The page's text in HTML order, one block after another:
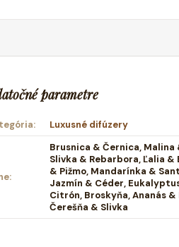
parametre
: Luxusné difúzery
:
Brusnica & Černica, Malina
Slivka & Rebarbora, Ľalia &
& Pižmo, Mandarínka &
Jazmín & Céder,
Citrón, Broskyňa, Ananás &
Čerešňa & Slivka